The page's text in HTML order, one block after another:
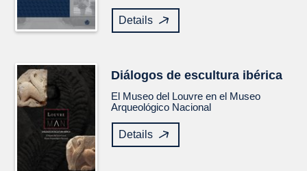
Details
Diálogos de escultura ibérica
El Museo del Louvre en el Museo
Arqueológico Nacional
Details